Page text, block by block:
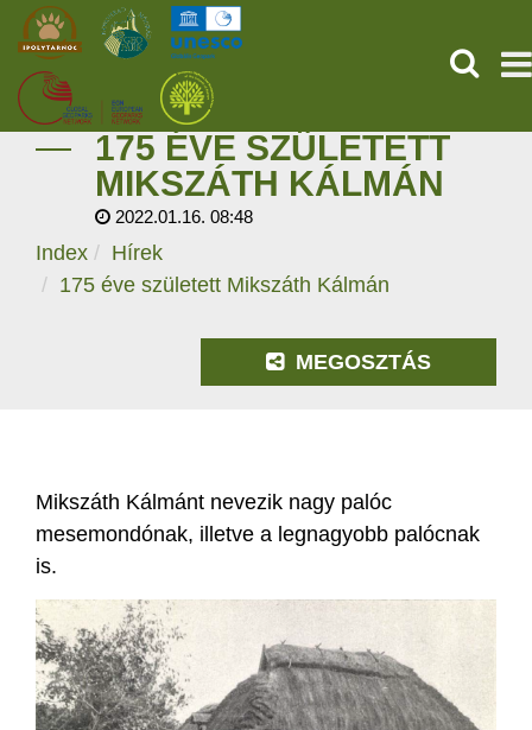
KEZDŐOLDAL
ŐSVILÁGI POMPEJI
SZOLGÁLTATÁSOK
175 ÉVE SZÜLETETT
MIKSZÁTH KÁLMÁN
2022.01.16. 08:48
Index
Hírek
175 éve született Mikszáth Kálmán
MEGOSZTÁS
Mikszáth Kálmánt nevezik nagy palóc
mesemondónak, illetve a legnagyobb palócnak
is.